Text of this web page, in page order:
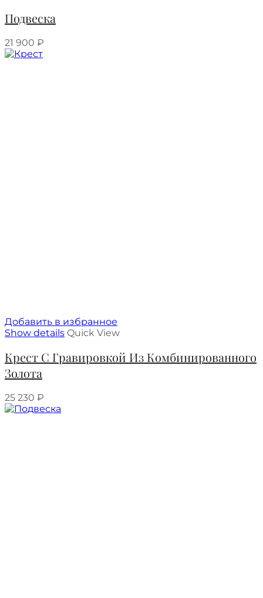
Подвеска
21 900 ₽
Добавить в избранное
Show details Quick View
Крест С Гравировкой Из Комбинированного
Золота
25 230 ₽